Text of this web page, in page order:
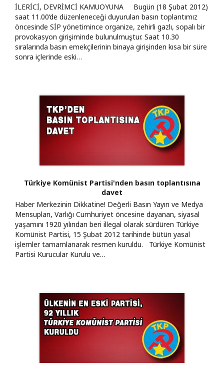
İLERİCİ, DEVRİMCİ KAMUOYUNA Bugün (18 Şubat 2012)
saat 11.00’de düzenleneceği duyurulan basın toplantımız
öncesinde SİP yönetimince organize, zehirli gazlı, sopalı bir
provokasyon girişiminde bulunulmuştur. Saat 10.30
sıralarında basın emekçilerinin binaya girişinden kısa bir süre
sonra içlerinde eski…
Türkiye Komünist Partisi'nden basın toplantısına
davet
Haber Merkezinin Dikkatine! Değerli Basın Yayın ve Medya
Mensupları, Varlığı Cumhuriyet öncesine dayanan, siyasal
yaşamını 1920 yılından beri illegal olarak sürdüren Türkiye
Komünist Partisi, 15 Şubat 2012 tarihinde bütün yasal
işlemler tamamlanarak resmen kuruldu. Türkiye Komünist
Partisi Kurucular Kurulu ve…